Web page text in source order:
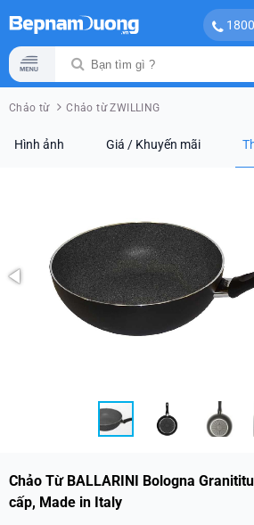
Chảo từ Chảo từ ZWILLING
Hình ảnh Giá / Khuyến mãi
Chảo Từ BALLARINI Bologna
cấp, Made in Italy